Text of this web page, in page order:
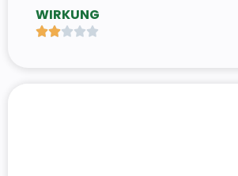
WIRKUNG
